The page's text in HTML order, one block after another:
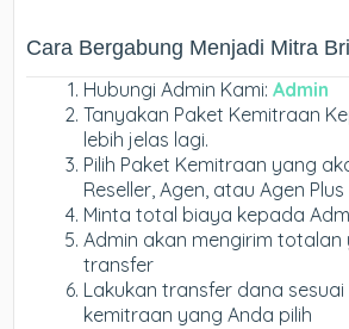
Cara Bergabung Menjadi Mitra
Hubungi Admin Kami:Admin
Tanyakan Paket Kemitraan
lebih jelas lagi.
Pilih Paket Kemitraan yang
Reseller, Agen, atau Agen Plus
Minta total biaya kepada
Admin akan mengirim totalan
transfer
Lakukan transfer dana
kemitraan yang Anda pilih